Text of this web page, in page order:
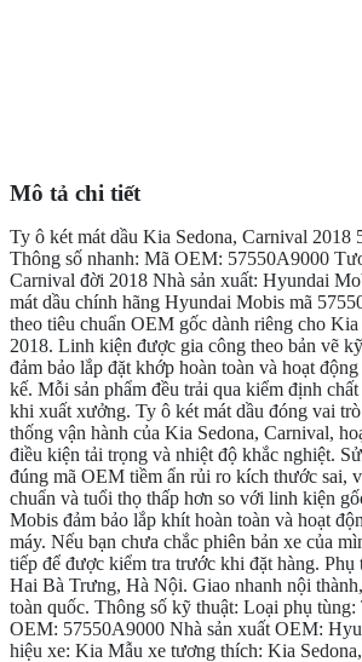
Mô tả chi tiết
Ty ô két mát dầu Kia Sedona, Carnival 2018
Thông số nhanh: Mã OEM: 57550A9000
Carnival đời 2018 Nhà sản xuất: Hyundai
mát dầu chính hãng Hyundai Mobis mã
theo tiêu chuẩn OEM gốc dành riêng cho
2018. Linh kiện được gia công theo bản vẽ
đảm bảo lắp đặt khớp hoàn toàn và hoạt
kế. Mỗi sản phẩm đều trải qua kiểm định
khi xuất xưởng. Ty ô két mát dầu đóng vai
thống vận hành của Kia Sedona, Carnival,
điều kiện tải trọng và nhiệt độ khắc nghiệt.
đúng mã OEM tiềm ẩn rủi ro kích thước sai,
chuẩn và tuổi thọ thấp hơn so với linh kiện
Mobis đảm bảo lắp khít hoàn toàn và hoạt
máy. Nếu bạn chưa chắc phiên bản xe của
tiếp để được kiểm tra trước khi đặt hàng. Phụ
Hai Bà Trưng, Hà Nội. Giao nhanh nội
toàn quốc. Thông số kỹ thuật: Loại phụ tùng:
OEM: 57550A9000 Nhà sản xuất OEM:
hiệu xe: Kia Mẫu xe tương thích: Kia